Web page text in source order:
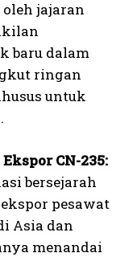
jajaran
baru dalam
ringan
untuk
CN-235:
bersejarah
pesawat
Asia dan
menandai